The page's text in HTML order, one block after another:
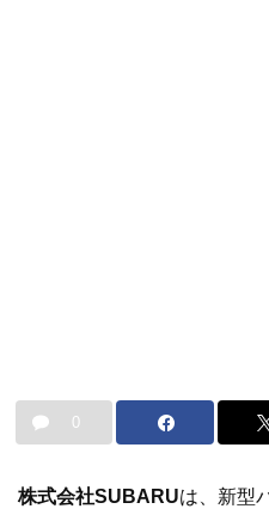
0
株式会社SUBARUは、新型